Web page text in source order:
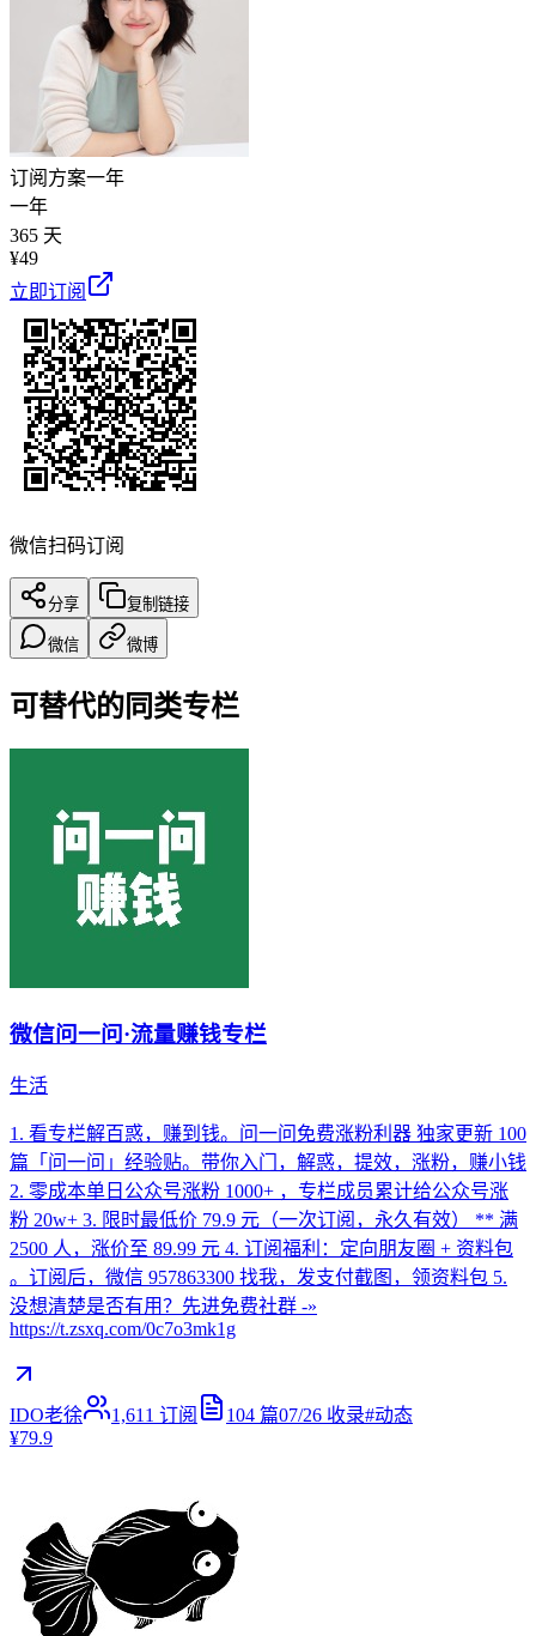
订阅方案一年
一年
365 天
¥49
立即订阅
微信扫码订阅
分享 复制链接
微信 微博
可替代的同类专栏
微信问一问·流量赚钱专栏
生活
1. 看专栏解百惑，赚到钱。问一问免费涨粉利器 独家更新 100
篇「问一问」经验贴。带你入门，解惑，提效，涨粉，赚小钱
2. 零成本单日公众号涨粉 1000+ ，专栏成员累计给公众号涨
粉 20w+ 3. 限时最低价 79.9 元（一次订阅，永久有效） ** 满
2500 人，涨价至 89.99 元 4. 订阅福利：定向朋友圈 + 资料包
。订阅后，微信 957863300 找我，发支付截图，领资料包 5.
没想清楚是否有用？先进免费社群 -»
https://t.zsxq.com/0c7o3mk1g
IDO老徐 1,611 订阅 104 篇07/26 收录#动态
¥79.9